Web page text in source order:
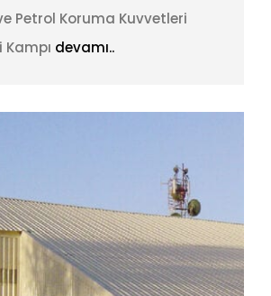
Petrol Koruma Kuvvetleri
Kampı devamı..